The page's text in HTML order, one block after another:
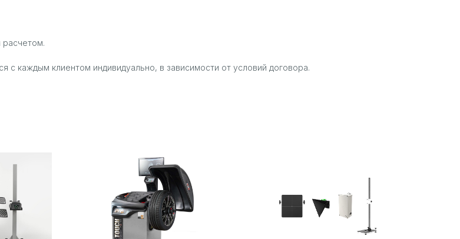
с каждым клиентом индивидуально, в зависимости от условий договора.